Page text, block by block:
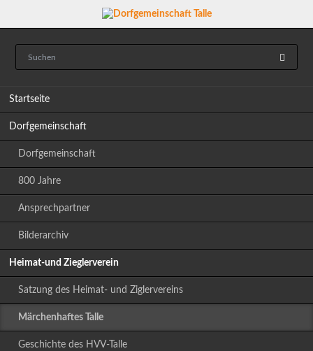
Startseite
Dorfgemeinschaft
Dorfgemeinschaft
800 Jahre
Ansprechpartner
Bilderarchiv
Heimat-und Zieglerverein
Satzung des Heimat- und Ziglervereins
Märchenhaftes Talle
Geschichte des HVV-Talle